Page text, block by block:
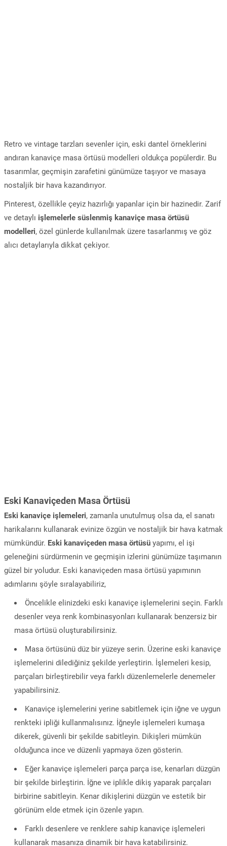
Retro ve vintage tarzları sevenler için, eski dantel örneklerini
andıran kanaviçe masa örtüsü modelleri oldukça popülerdir. Bu
tasarımlar, geçmişin zarafetini günümüze taşıyor ve masaya
nostaljik bir hava kazandırıyor.
Pinterest, özellikle çeyiz hazırlığı yapanlar için bir hazinedir. Zarif
ve detaylı işlemelerle süslenmiş kanaviçe masa örtüsü
modelleri, özel günlerde kullanılmak üzere tasarlanmış ve göz
alıcı detaylarıyla dikkat çekiyor.
Eski Kanaviçeden Masa Örtüsü
Eski kanaviçe işlemeleri, zamanla unutulmuş olsa da, el sanatı
harikalarını kullanarak evinize özgün ve nostaljik bir hava katmak
mümkündür. Eski kanaviçeden masa örtüsü yapımı, el işi
geleneğini sürdürmenin ve geçmişin izlerini günümüze taşımanın
güzel bir yoludur. Eski kanaviçeden masa örtüsü yapımının
adımlarını şöyle sıralayabiliriz,
Öncelikle elinizdeki eski kanaviçe işlemelerini seçin. Farklı
desenler veya renk kombinasyonları kullanarak benzersiz bir
masa örtüsü oluşturabilirsiniz.
Masa örtüsünü düz bir yüzeye serin. Üzerine eski kanaviçe
işlemelerini dilediğiniz şekilde yerleştirin. İşlemeleri kesip,
parçaları birleştirebilir veya farklı düzenlemelerle denemeler
yapabilirsiniz.
Kanaviçe işlemelerini yerine sabitlemek için iğne ve uygun
renkteki ipliği kullanmalısınız. İğneyle işlemeleri kumaşa
dikerek, güvenli bir şekilde sabitleyin. Dikişleri mümkün
olduğunca ince ve düzenli yapmaya özen gösterin.
Eğer kanaviçe işlemeleri parça parça ise, kenarları düzgün
bir şekilde birleştirin. İğne ve iplikle dikiş yaparak parçaları
birbirine sabitleyin. Kenar dikişlerini düzgün ve estetik bir
görünüm elde etmek için özenle yapın.
Farklı desenlere ve renklere sahip kanaviçe işlemeleri
kullanarak masanıza dinamik bir hava katabilirsiniz.